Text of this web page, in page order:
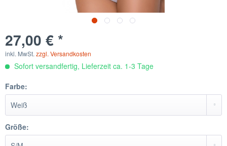
27,00 € *
inkl. MwSt. zzgl. Versandkosten
Sofort versandfertig, Lieferzeit ca. 1-3 Tage
Farbe:
Größe: